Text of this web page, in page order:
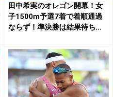
田中希実のオレゴン開幕！女
子1500m予選7着で着順通過
ならず！準決勝は結果待ち...